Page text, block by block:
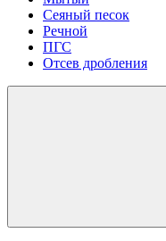
Сеяный песок
Речной
ПГС
Отсев дробления